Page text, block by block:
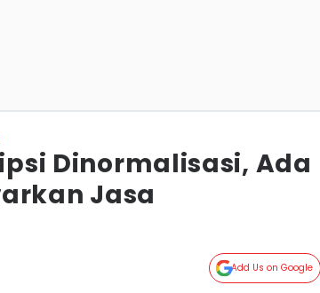
Dinormalisasi, Ada
Jasa
Add Us on Google